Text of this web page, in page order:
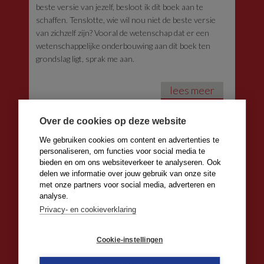
Over de cookies op deze website
We gebruiken cookies om content en advertenties te
personaliseren, om functies voor social media te
bieden en om ons websiteverkeer te analyseren. Ook
delen we informatie over jouw gebruik van onze site
met onze partners voor social media, adverteren en
analyse.
Privacy- en cookieverklaring
Cookie-instellingen
beste versie van jezelf, besloot ik dit boek aan te
schaffen. Tenslotte, wie wil nou niet de beste versie
van zichzelf zijn? Vooral de wetenschap dat er een
wetenschappelijke onderbouwing aan dit boek ten
grondslag ligt, sprak me aan.
lees meer